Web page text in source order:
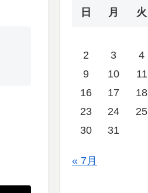
日 月 火
2
3 4
9
10 11
16
17 18
23
24 25
30
31
« 7月